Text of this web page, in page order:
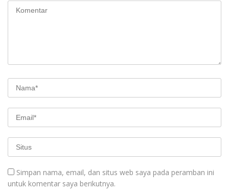
Simpan nama, email, dan situs web saya pada peramban ini
untuk komentar saya berikutnya.